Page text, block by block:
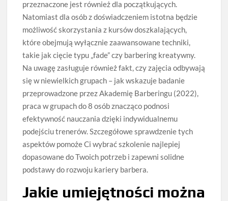
przeznaczone jest również dla początkujących.
Natomiast dla osób z doświadczeniem istotna będzie
możliwość skorzystania z kursów doszkalających,
które obejmują wyłącznie zaawansowane techniki,
takie jak cięcie typu „fade” czy barbering kreatywny.
Na uwagę zasługuje również fakt, czy zajęcia odbywają
się w niewielkich grupach – jak wskazuje badanie
przeprowadzone przez Akademię Barberingu (2022),
praca w grupach do 8 osób znacząco podnosi
efektywność nauczania dzięki indywidualnemu
podejściu trenerów. Szczegółowe sprawdzenie tych
aspektów pomoże Ci wybrać szkolenie najlepiej
dopasowane do Twoich potrzeb i zapewni solidne
podstawy do rozwoju kariery barbera.
Jakie umiejętności można